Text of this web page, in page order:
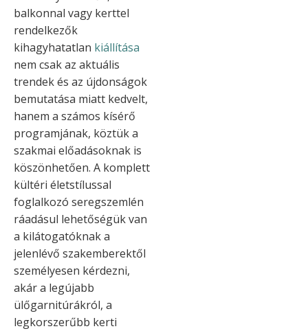
balkonnal vagy kerttel
rendelkezők
kihagyhatatlan kiállítása
nem csak az aktuális
trendek és az újdonságok
bemutatása miatt kedvelt,
hanem a számos kísérő
programjának, köztük a
szakmai előadásoknak is
köszönhetően. A komplett
kültéri életstílussal
foglalkozó seregszemlén
ráadásul lehetőségük van
a kilátogatóknak a
jelenlévő szakemberektől
személyesen kérdezni,
akár a legújabb
ülőgarnitúrákról, a
legkorszerűbb kerti